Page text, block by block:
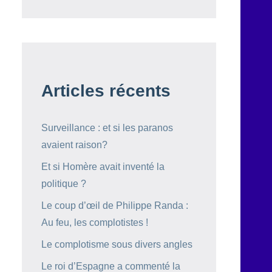
Articles récents
Surveillance : et si les paranos
avaient raison?
Et si Homère avait inventé la
politique ?
Le coup d’œil de Philippe Randa :
Au feu, les complotistes !
Le complotisme sous divers angles
Le roi d’Espagne a commenté la